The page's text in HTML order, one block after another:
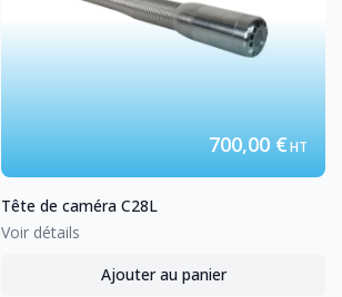
Tête de caméra C28L
Voir détails
700,00 €HT
Ajouter au panier
,Tête de caméra